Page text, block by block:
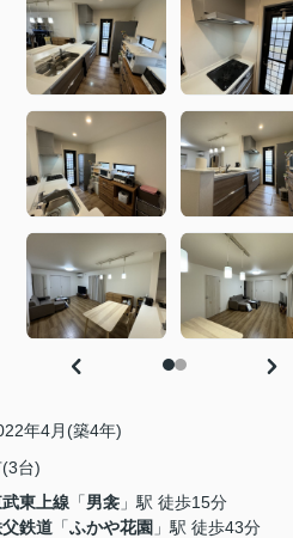
年4月(築4年)
台)
東上線 「男衾 」駅 徒歩15分
鉄道 「ふかや花園 」駅 徒歩43分